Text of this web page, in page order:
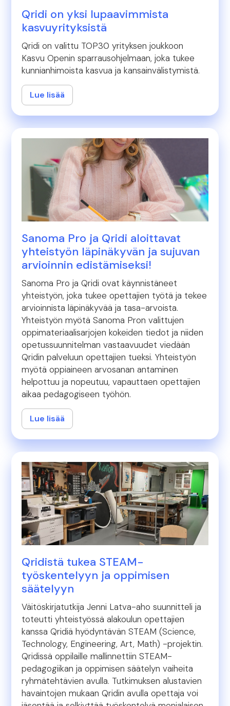
Qridi on yksi lupaavimmista
kasvuyrityksistä
Qridi on valittu TOP30 yrityksen joukkoon
Kasvu Openin sparrausohjelmaan, joka tukee
kunnianhimoista kasvua ja kansainvälistymistä.
Lue lisää
Sanoma Pro ja Qridi aloittavat
yhteistyön läpinäkyvän ja sujuvan
arvioinnin edistämiseksi!
Sanoma Pro ja Qridi ovat käynnistäneet
yhteistyön, joka tukee opettajien työtä ja tekee
arvioinnista läpinäkyvää ja tasa-arvoista.
Yhteistyön myötä Sanoma Pron valittujen
oppimateriaalisarjojen kokeiden tiedot ja niiden
opetussuunnitelman vastaavuudet viedään
Qridin palveluun opettajien tueksi. Yhteistyön
myötä oppiaineen arvosanan antaminen
helpottuu ja nopeutuu, vapauttaen opettajien
aikaa pedagogiseen työhön.
Lue lisää
Qridistä tukea STEAM-
työskentelyyn ja oppimisen
säätelyyn
Väitöskirjatutkija Jenni Latva-aho suunnitteli ja
toteutti yhteistyössä alakoulun opettajien
kanssa Qridiä hyödyntävän STEAM (Science,
Technology, Engineering, Art, Math) -projektin.
Qridissä oppilaille mallinnettiin STEAM-
pedagogiikan ja oppimisen säätelyn vaiheita
ryhmätehtävien avulla. Tutkimuksen alustavien
havaintojen mukaan Qridin avulla opettaja voi